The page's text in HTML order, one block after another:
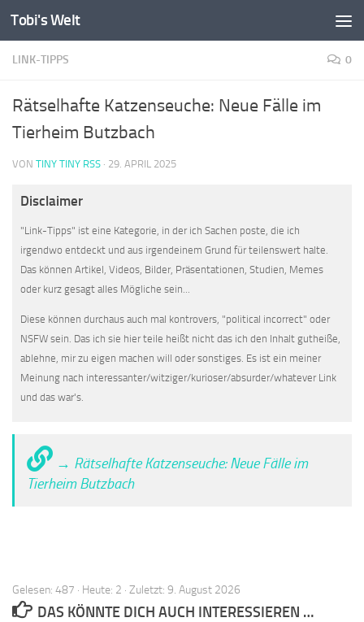
Zum Inhalt springen
Tobi's Welt
LINK-TIPPS 0
Rätselhafte Katzenseuche: Neue Fälle im
Tierheim Butzbach
VON TINY TINY RSS · 29. APRIL 2025
Disclaimer
"Link-Tipps" ist eine Kategorie, in der ich Sachen poste, die ich
irgendwo entdeckt und aus irgendeinem Grund für teilenswert halte.
Das können Artikel, Videos, Bilder, Präsentationen, Studien, Memes
oder kurz gesagt alles Mögliche sein...
Diese können durchaus auch mal kontrovers, "political incorrect" oder
NSFW sein. Das ich sie hier teile heißt nicht das ich den Inhalt gutheiße,
ablehne, mir zu eigen machen will oder sonstiges. Es ist ein meiner
Meinung nach interessanter/witziger/kurioser/absurder/whatever Link
und das war's.
→ Rätselhafte Katzenseuche: Neue Fälle im
Tierheim Butzbach
Gelesen: 487 · Heute: 2 · Zuletzt: 9. August 2026
DAS KÖNNTE DICH AUCH INTERESSIEREN …